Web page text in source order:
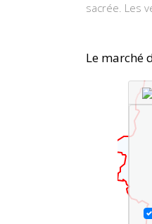
sacrée. Les
Le marché